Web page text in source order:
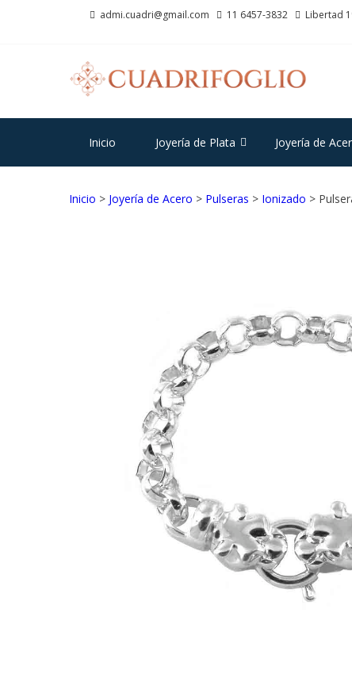
admi.cuadri@gmail.com 11 6457-3832 Libertad
Inicio Joyería de Plata Joyería de
Inicio > Joyería de Acero > Pulseras > Ionizado >